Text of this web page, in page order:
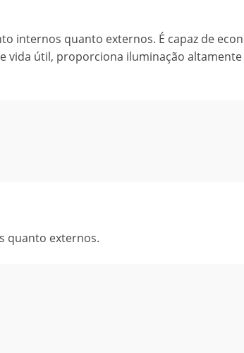
internos quanto externos. É capaz de
vida útil, proporciona iluminação altamente
quanto externos.